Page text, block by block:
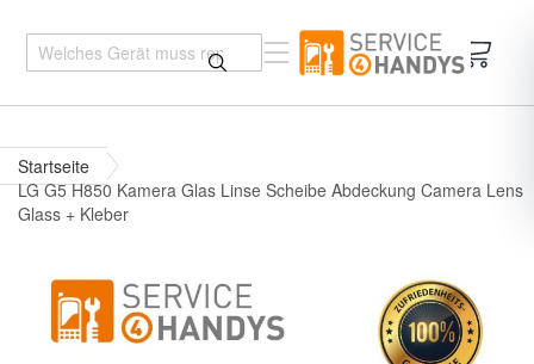
Startseite
LG G5 H850 Kamera Glas Linse Scheibe Abdeckung Camera Lens
Glass + Kleber